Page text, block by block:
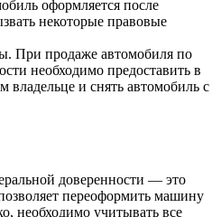
оформляется после
некоторые правовые
При продаже автомобиля по
необходимо предоставить в
и снять автомобиль с
доверенности — это
переоформить машину
необходимо учитывать все